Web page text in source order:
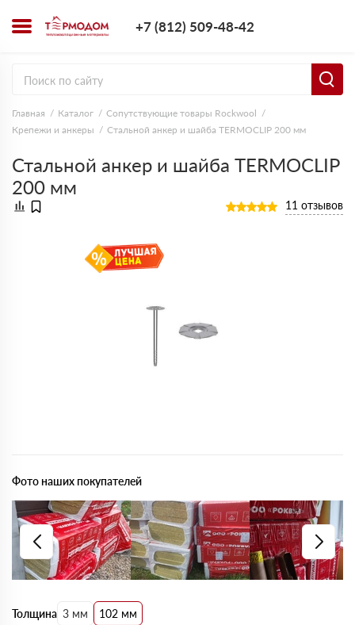
+7 (812) 509-48-42
Главная Каталог
Сопутствующие товары Rockwool
Крепежи и анкеры
Стальной анкер и шайба TERMOCLIP 200 мм
Стальной анкер и шайба TERMOCLIP
200 мм
11 отзывов
Толщина 3 мм 102 мм
Фото наших покупателей